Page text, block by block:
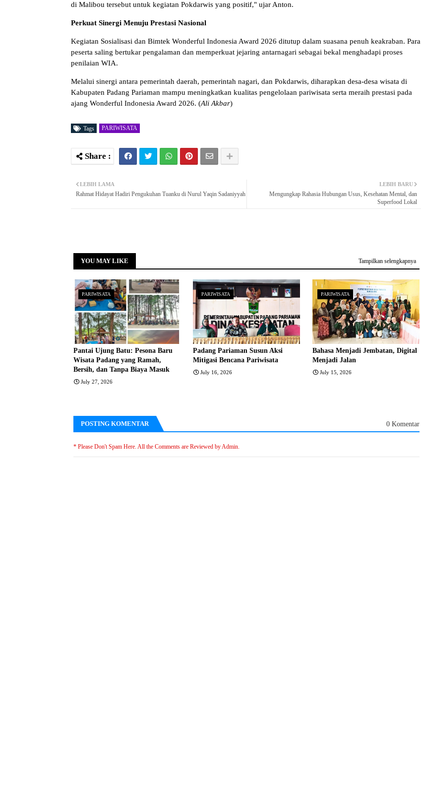
di Malibou tersebut untuk kegiatan Pokdarwis yang positif," ujar Anton.
Perkuat Sinergi Menuju Prestasi Nasional
Kegiatan Sosialisasi dan Bimtek Wonderful Indonesia Award 2026 ditutup dalam suasana penuh keakraban. Para
peserta saling bertukar pengalaman dan memperkuat jejaring antarnagari sebagai bekal menghadapi proses
penilaian WIA.
Melalui sinergi antara pemerintah daerah, pemerintah nagari, dan Pokdarwis, diharapkan desa-desa wisata di
Kabupaten Padang Pariaman mampu meningkatkan kualitas pengelolaan pariwisata serta meraih prestasi pada
ajang Wonderful Indonesia Award 2026. (Ali Akbar)
Tags PARIWISATA
LEBIH BARU
Mengungkap Rahasia Hubungan Usus, Kesehatan Mental, dan
Superfood Lokal
LEBIH LAMA
Rahmat Hidayat Hadiri Pengukuhan Tuanku di Nurul Yaqin Sadaniyyah
YOU MAY LIKE Tampilkan selengkapnya
PARIWISATA
Pantai Ujung Batu: Pesona Baru
Wisata Padang yang Ramah,
Bersih, dan Tanpa Biaya Masuk
July 27, 2026
PARIWISATA
Padang Pariaman Susun Aksi
Mitigasi Bencana Pariwisata
July 16, 2026
PARIWISATA
Bahasa Menjadi Jembatan, Digital
Menjadi Jalan
July 15, 2026
POSTING KOMENTAR 0 Komentar
* Please Don't Spam Here. All the Comments are Reviewed by Admin.